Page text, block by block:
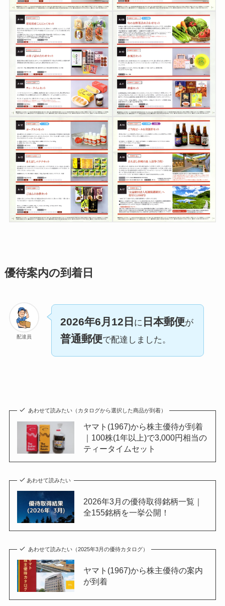
優待案内の到着日
配達員
2026年6月12日 に 日本郵便が
普通郵便で配達しました。
あわせて読みたい（カタログから選択した商品が到着）
ヤマト(1967)から株主優待が到着
｜100株(1年以上)で3,000円相当の
ティータイムセット
あわせて読みたい
2026年3月の優待取得銘柄一覧｜
全155銘柄を一挙公開！
あわせて読みたい（2025年3月の優待カタログ）
ヤマト(1967)から株主優待の案内
が到着